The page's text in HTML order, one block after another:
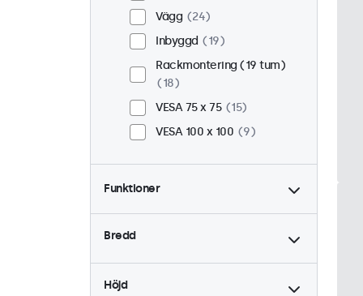
Vägg
24
Inbyggd
19
Rackmontering (19 tum)
18
VESA 75 x 75
15
VESA 100 x 100
9
Funktioner
4:3 / 5:4
6
Dimning
24
Bredd
Höjd